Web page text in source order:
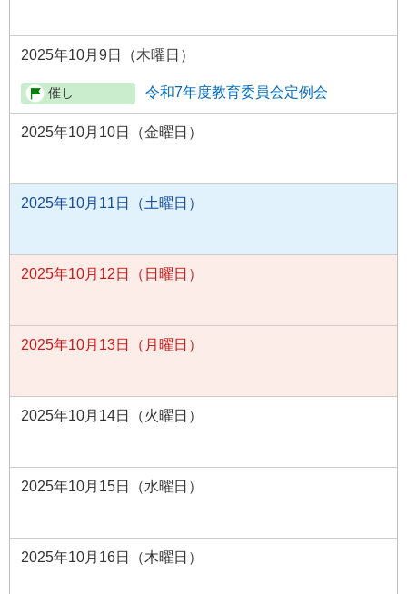
2025年10月9日（木曜日）
令和7年度教育委員会定例会
2025年10月10日（金曜日）
2025年10月11日（土曜日）
2025年10月12日（日曜日）
2025年10月13日（月曜日）
2025年10月14日（火曜日）
2025年10月15日（水曜日）
2025年10月16日（木曜日）